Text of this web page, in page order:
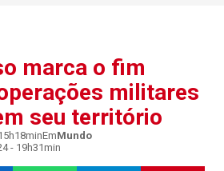
marca o fim
militares
seu território
EmMundo
- 19h31min